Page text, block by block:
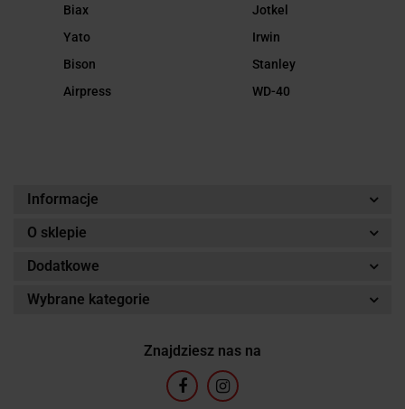
Biax
Yato
Bison
Airpress
Jotkel
Irwin
Stanley
WD-40
Informacje
O sklepie
Dodatkowe
Wybrane kategorie
Znajdziesz nas na